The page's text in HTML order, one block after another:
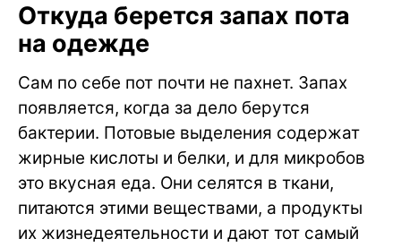
Откуда берется запах пота
на одежде
Сам по себе пот почти не пахнет. Запах
появляется, когда за дело берутся
бактерии. Потовые выделения содержат
жирные кислоты и белки, и для микробов
это вкусная еда. Они селятся в ткани,
питаются этими веществами, а продукты
их жизнедеятельности и дают тот самый